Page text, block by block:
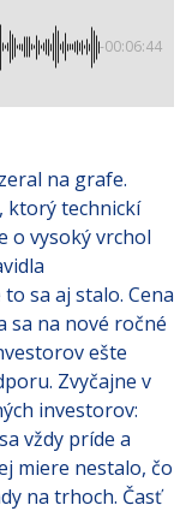
-00:06:44
na grafe.
ktorý technickí
o vysoký vrchol
sa aj stalo. Cena
sa na nové ročné
ešte
Zvyčajne v
investorov:
vždy príde a
miere nestalo, čo
na trhoch. Časť